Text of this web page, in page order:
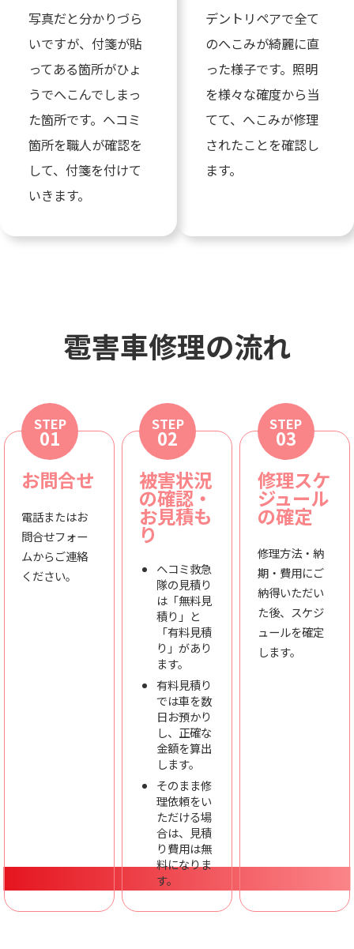
写真だと分かりづら
いですが、付箋が貼
ってある箇所がひょ
うでへこんでしまっ
た箇所です。ヘコミ
箇所を職人が確認を
して、付箋を付けて
いきます。
デントリペアで全て
のへこみが綺麗に直
った様子です。照明
を様々な確度から当
てて、へこみが修理
されたことを確認し
ます。
雹害車修理の流れ
STEP
01
お問合せ
電話またはお
問合せフォー
ムからご連絡
ください。
STEP
02
被害状況
の確認・
お見積も
り
ヘコミ救急
隊の見積り
は「無料見
積り」と
「有料見積
り」があり
ます。
有料見積り
では車を数
日お預かり
し、正確な
金額を算出
します。
そのまま修
理依頼をい
ただける場
合は、見積
り費用は無
料になりま
す。
STEP
03
修理スケ
ジュール
の確定
修理方法・納
期・費用にご
納得いただい
た後、スケジ
ュールを確定
します。